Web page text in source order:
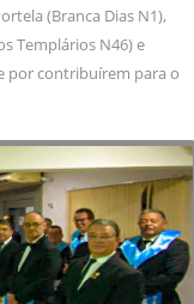
(Branca Dias N1),
Templários N46) e
por contribuírem para o